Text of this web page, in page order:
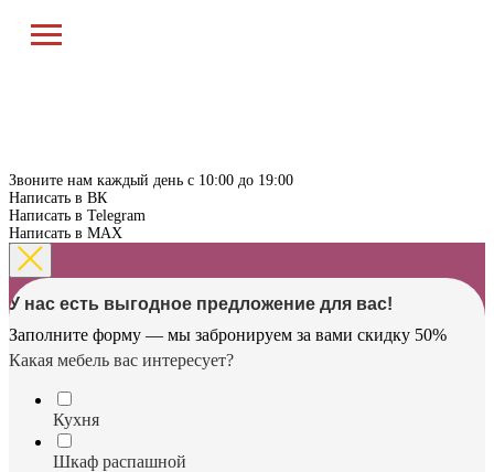
Звоните нам каждый день с 10:00 до 19:00
Написать в ВК
Написать в Telegram
Написать в MAX
У нас есть выгодное предложение для вас!
Заполните форму — мы забронируем за вами скидку 50%
Какая мебель вас интересует?
Кухня
Шкаф распашной